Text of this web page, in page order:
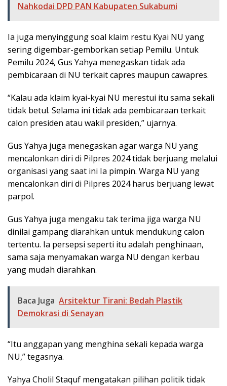
Nahkodai DPD PAN Kabupaten Sukabumi
Ia juga menyinggung soal klaim restu Kyai NU yang
sering digembar-gemborkan setiap Pemilu. Untuk
Pemilu 2024, Gus Yahya menegaskan tidak ada
pembicaraan di NU terkait capres maupun cawapres.
“Kalau ada klaim kyai-kyai NU merestui itu sama sekali
tidak betul. Selama ini tidak ada pembicaraan terkait
calon presiden atau wakil presiden,” ujarnya.
Gus Yahya juga menegaskan agar warga NU yang
mencalonkan diri di Pilpres 2024 tidak berjuang melalui
organisasi yang saat ini Ia pimpin. Warga NU yang
mencalonkan diri di Pilpres 2024 harus berjuang lewat
parpol.
Gus Yahya juga mengaku tak terima jiga warga NU
dinilai gampang diarahkan untuk mendukung calon
tertentu. Ia persepsi seperti itu adalah penghinaan,
sama saja menyamakan warga NU dengan kerbau
yang mudah diarahkan.
Baca Juga Arsitektur Tirani: Bedah Plastik
Demokrasi di Senayan
“Itu anggapan yang menghina sekali kepada warga
NU,” tegasnya.
Yahya Cholil Staquf mengatakan pilihan politik tidak